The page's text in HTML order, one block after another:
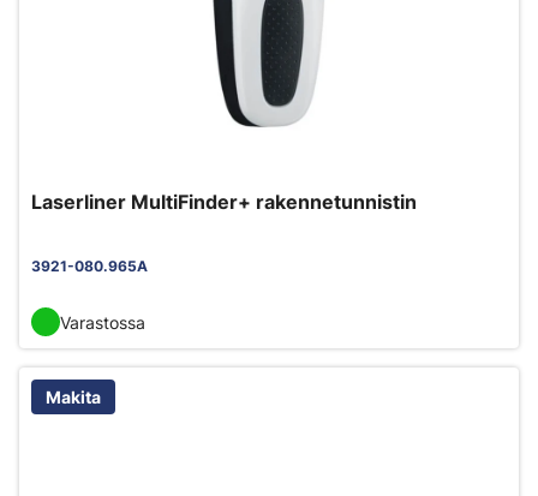
Laserliner MultiFinder+ rakennetunnistin
3921-080.965A
Varastossa
Makita